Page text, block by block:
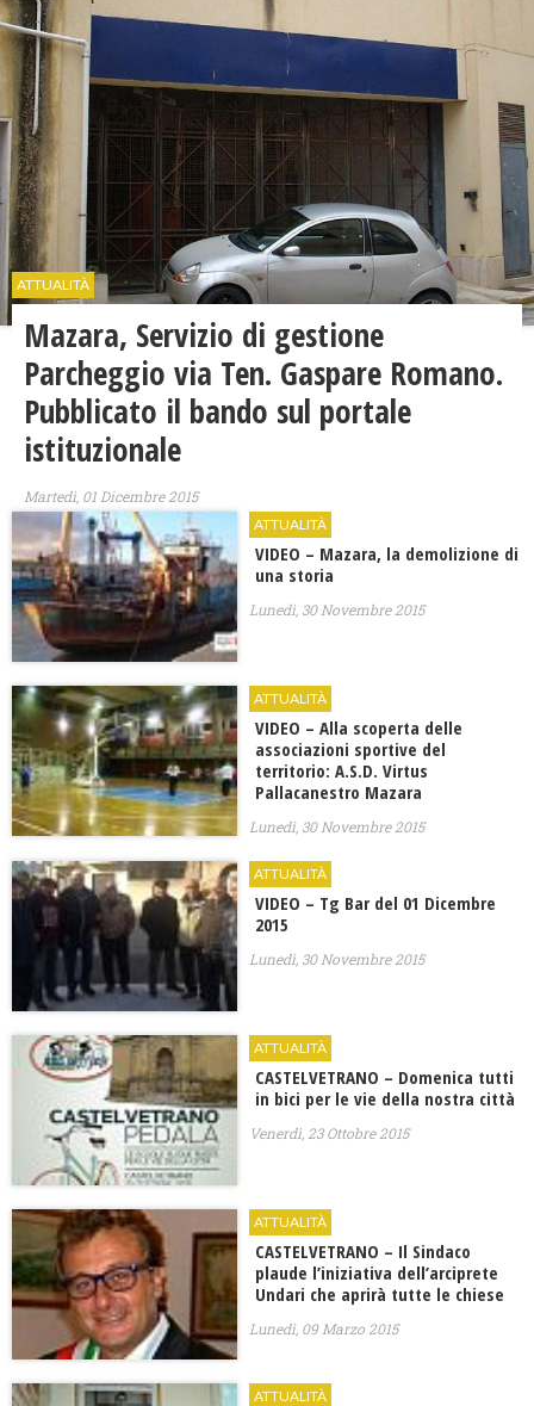
ATTUALITÀ
Mazara, Servizio di gestione
Parcheggio via Ten. Gaspare Romano.
Pubblicato il bando sul portale
istituzionale
Martedì, 01 Dicembre 2015
ATTUALITÀ
VIDEO – Mazara, la demolizione di
una storia
Lunedì, 30 Novembre 2015
ATTUALITÀ
VIDEO – Alla scoperta delle
associazioni sportive del
territorio: A.S.D. Virtus
Pallacanestro Mazara
Lunedì, 30 Novembre 2015
ATTUALITÀ
VIDEO – Tg Bar del 01 Dicembre
2015
Lunedì, 30 Novembre 2015
ATTUALITÀ
CASTELVETRANO – Domenica tutti
in bici per le vie della nostra città
Venerdì, 23 Ottobre 2015
ATTUALITÀ
CASTELVETRANO – Il Sindaco
plaude l’iniziativa dell’arciprete
Undari che aprirà tutte le chiese
Lunedì, 09 Marzo 2015
ATTUALITÀ